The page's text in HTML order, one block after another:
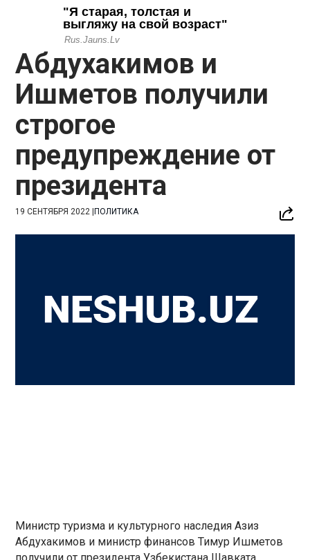
Абдухакимов и
Ишметов получили
строгое
предупреждение от
президента
19 СЕНТЯБРЯ 2022 |ПОЛИТИКА
Министр туризма и культурного наследия Азиз
Абдухакимов и министр финансов Тимур Ишметов